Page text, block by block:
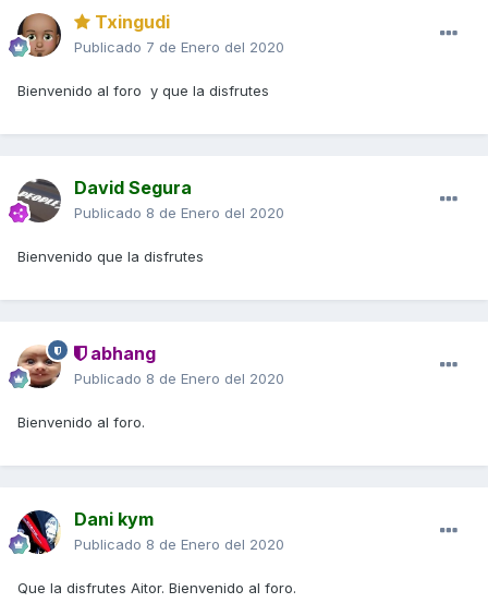
Txingudi
Publicado 7 de Enero del 2020
Bienvenido al foro y que la disfrutes
David Segura
Publicado 8 de Enero del 2020
Bienvenido que la disfrutes
abhang
Publicado 8 de Enero del 2020
Bienvenido al foro.
Dani kym
Publicado 8 de Enero del 2020
Que la disfrutes Aitor. Bienvenido al foro.